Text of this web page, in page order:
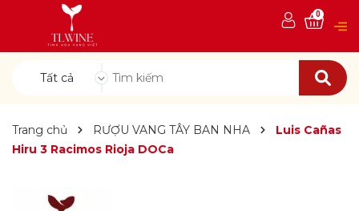
Tất cả
0
Trang chủ RƯỢU VANG TÂY BAN NHA
Luis Cañas
Hiru 3 Racimos Rioja DOCa